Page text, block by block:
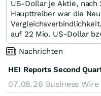
US-Dollar je Aktie, nach
Haupttreiber war die
auf 22 Mio. US-Dollar
Nachrichten
HEI Reports Second
07.08.26 Business